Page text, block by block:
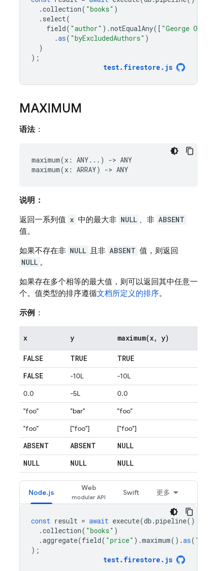
.collection( "books" )
. select(
field( "author" ).notEqualAny([ "George
.as( "byExcludedAuthors" )
)
);
test. firestore . js
MAXIMUM
语法：
maximum(x: ANY...) -> ANY
说明：
返回一系列值 x 中的最大非 NULL 、非 ABSENT
值。
如果不存在非 NULL 且非 ABSENT 值，则返回
NULL 。
如果存在多个相等的最大值，则可以返回其中任意一
个。值类型的排序遵循文档所定义的排序。
示例 ：
x y maximum(x, y)
FALSE TRUE
TRUE
FALSE
-10L
-10L
0.0
-5L
0.0
"foo"
"bar"
"foo"
"foo"
["foo"] ["foo"]
ABSENT ABSENT
NULL
NULL
NULL NULL
Node.js
Web
Swift 更多
const result = await execute(db .pipeline()
.collection( "books" )
.aggregate(field( "price" ).maximum().as(
);
test. firestore . js